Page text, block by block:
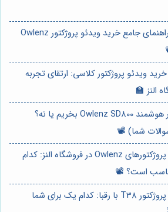
راهنمای جامع ⭐️راهنمای جامع خرید ویدئو پروژکتور Owlenz
ویدئو پروژکتور کلاسی: ارتقای تجربه
النز 🏫
⭐️ ویدئو پروژکتور هوشمند Owlenz SD800 بخریم یا نه؟
شما) 📽️
⭐️ مقایسه ویدئو پروژکتورهای Owlenz در فروشگاه النز: کدام
است؟ 📽️
⭐️ مقایسه ویدئو پروژکتور T38 با رقبا: کدام یک برای شما